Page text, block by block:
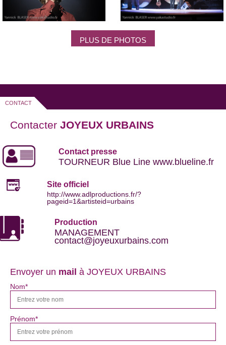
PLUS DE PHOTOS
CONTACT
Contacter JOYEUX URBAINS
Contact presse
TOURNEUR Blue Line www.blueline.fr
Site officiel
http://www.adlproductions.fr/?
pageid=1&artisteid=urbains
Production
MANAGEMENT
contact@joyeuxurbains.com
Envoyer un mail à JOYEUX URBAINS
Nom*
Prénom*